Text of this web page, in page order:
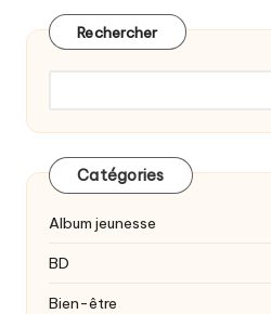
Rechercher
Catégories
Album jeunesse
BD
Bien-être